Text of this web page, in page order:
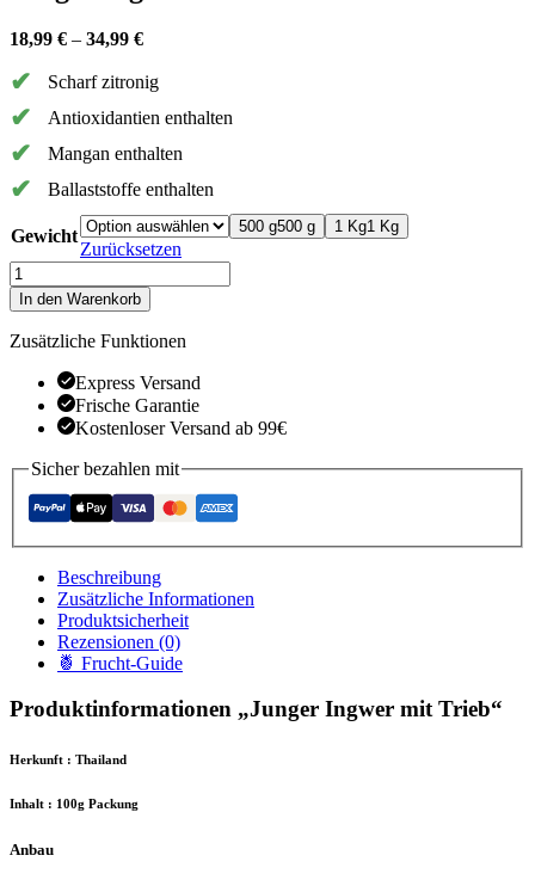
18,99 € – 34,99 €
Scharf zitronig
Antioxidantien enthalten
Mangan enthalten
Ballaststoffe enthalten
Gewicht 500 g500 g 1 Kg1 Kg
Zurücksetzen
Junger
Ingwer
mit
Trieb
In den Warenkorb
Zusätzliche Funktionen
Express Versand
Frische Garantie
Kostenloser Versand ab 99€
Sicher bezahlen mit
Beschreibung
Zusätzliche Informationen
Produktsicherheit
Rezensionen (0)
🍍 Frucht-Guide
Produktinformationen „Junger Ingwer mit Trieb“
Herkunft : Thailand
Inhalt : 100g Packung
Anbau